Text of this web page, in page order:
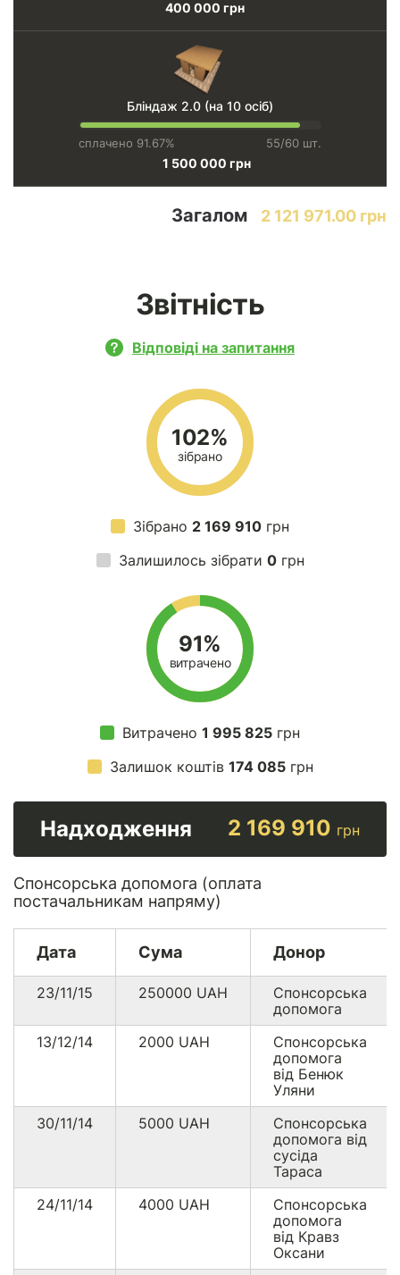
400 000 грн
Бліндаж 2.0 (на 10 осіб)
сплачено 91.67% 55/60 шт.
1 500 000 грн
Загалом 2 121 971.00 грн
Звітність
Відповіді на запитання
102%
зібрано
Зібрано 2 169 910 грн
Залишилось зібрати 0грн
91%
витрачено
Витрачено 1 995 825 грн
Залишок коштів 174 085грн
Надходження 2 169 910 грн
Спонсорська допомога (оплата
постачальникам напряму)
Дата Сума Донор
23/11/15 250000 UAH
Спонсорська
допомога
13/12/14
2000 UAH
Спонсорська
допомога
від Бенюк
Уляни
30/11/14
5000 UAH
Спонсорська
допомога від
сусіда
Тараса
24/11/14
4000 UAH
Спонсорська
допомога
від Кравз
Оксани